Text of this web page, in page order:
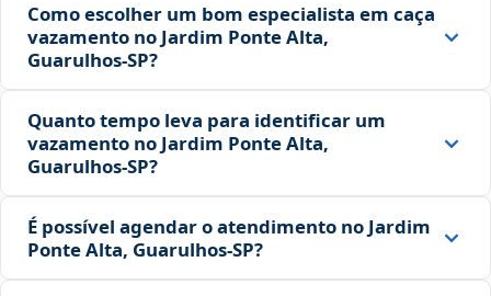
Como escolher um bom especialista em caça
vazamento no Jardim Ponte Alta,
Guarulhos‑SP?
Quanto tempo leva para identificar um
vazamento no Jardim Ponte Alta,
Guarulhos‑SP?
É possível agendar o atendimento no Jardim
Ponte Alta, Guarulhos‑SP?